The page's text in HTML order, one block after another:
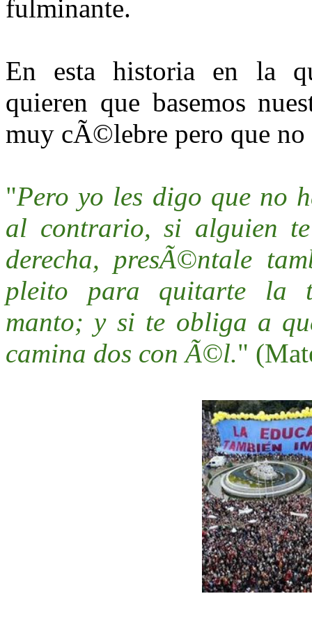
fulminante.
En esta historia en la
quieren que basemos
muy cÃ©lebre pero que
"Pero yo les digo que no
al contrario, si alguien
derecha, presÃ©ntale
pleito para quitarte la
manto; y si te obliga a
camina dos con Ã©l."